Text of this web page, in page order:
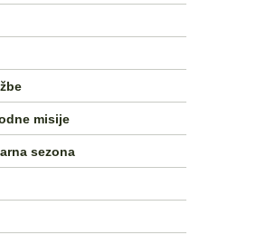
misije
sezona